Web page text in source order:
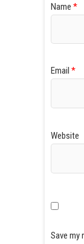
Name *
Email *
Website
Save my